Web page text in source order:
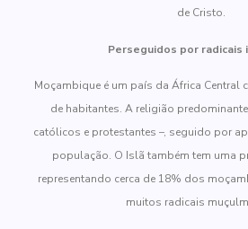
de Cristo.
Perseguidos por radicais
Moçambique é um país da África Central
de habitantes. A religião
católicos e protestantes –, seguido por
população. O Islã também tem uma
representando cerca de 18% dos
muitos radicais